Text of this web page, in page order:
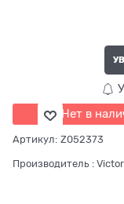
Нет в
Артикул: Z052373
Производитель :